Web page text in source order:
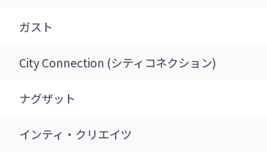
ガスト
City Connection (シティコネクション)
ナグザット
インティ・クリエイツ